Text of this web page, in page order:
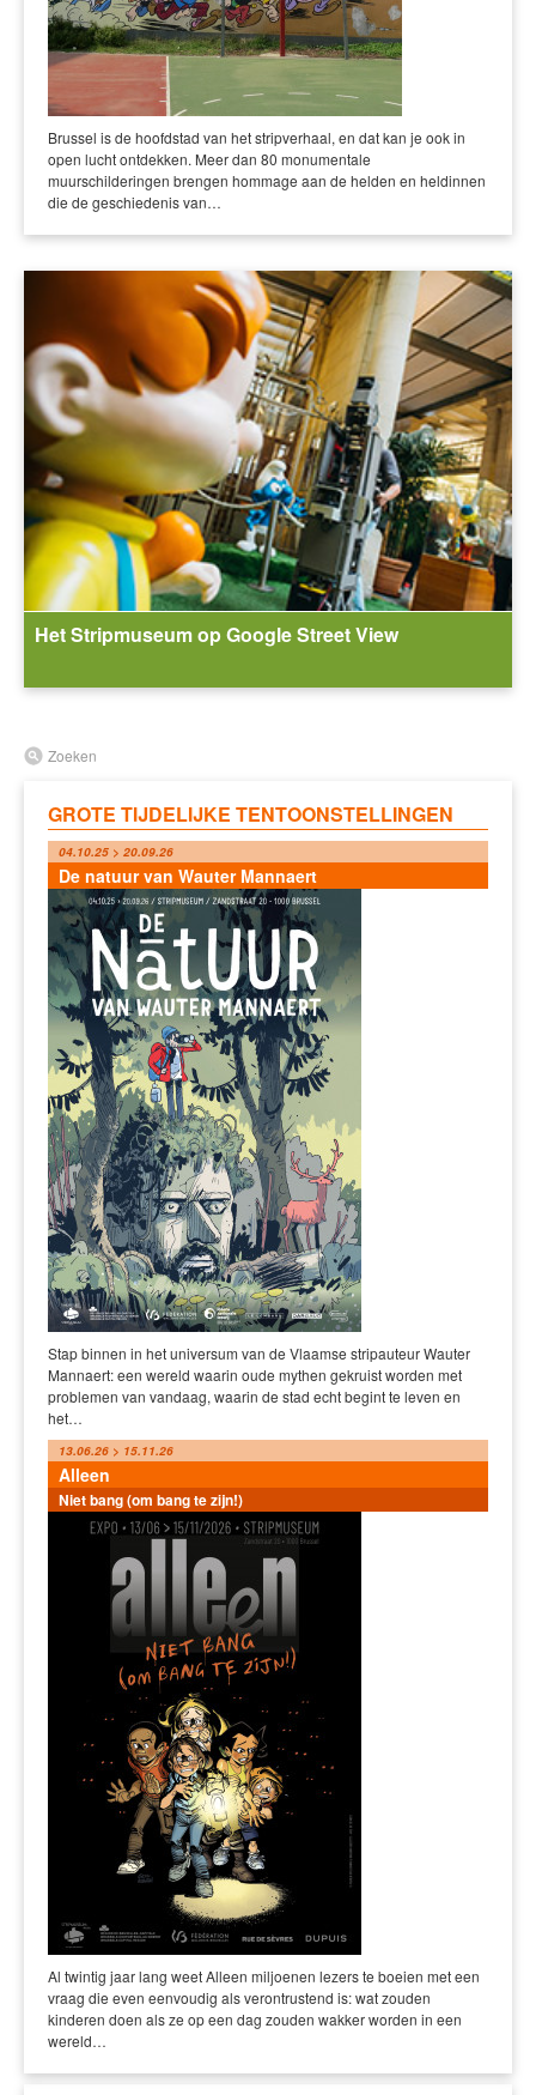
Brussel is de hoofdstad van het stripverhaal, en dat kan je ook in
open lucht ontdekken. Meer dan 80 monumentale
muurschilderingen brengen hommage aan de helden en heldinnen
die de geschiedenis van…
Het Stripmuseum op Google Street View
Zoeken
GROTE TIJDELIJKE TENTOONSTELLINGEN
04.10.25 > 20.09.26
De natuur van Wauter Mannaert
Stap binnen in het universum van de Vlaamse stripauteur Wauter
Mannaert: een wereld waarin oude mythen gekruist worden met
problemen van vandaag, waarin de stad echt begint te leven en
het…
13.06.26 > 15.11.26
Alleen
Niet bang (om bang te zijn!)
Al twintig jaar lang weet Alleen miljoenen lezers te boeien met een
vraag die even eenvoudig als verontrustend is: wat zouden
kinderen doen als ze op een dag zouden wakker worden in een
wereld…